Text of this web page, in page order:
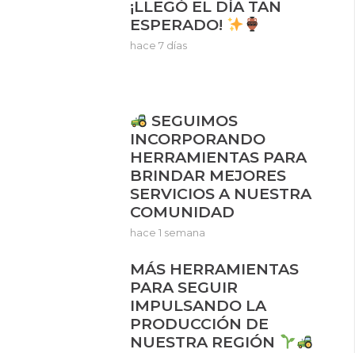
¡LLEGÓ EL DÍA TAN
ESPERADO!
hace 7 días
SEGUIMOS
INCORPORANDO
HERRAMIENTAS PARA
BRINDAR MEJORES
SERVICIOS A NUESTRA
COMUNIDAD
hace 1 semana
MÁS HERRAMIENTAS
PARA SEGUIR
IMPULSANDO LA
PRODUCCIÓN DE
NUESTRA REGIÓN